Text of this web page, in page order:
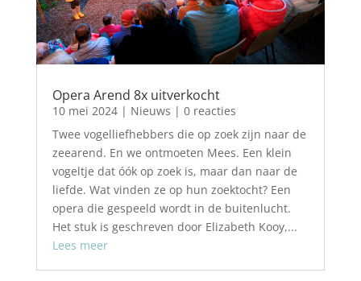
Opera Arend 8x uitverkocht
10 mei 2024| Nieuws | 0 reacties
Twee vogelliefhebbers die op zoek zijn naar de
zeearend. En we ontmoeten Mees. Een klein
vogeltje dat óók op zoek is, maar dan naar de
liefde. Wat vinden ze op hun zoektocht? Een
opera die gespeeld wordt in de buitenlucht.
Het stuk is geschreven door Elizabeth Kooy,...
Lees meer